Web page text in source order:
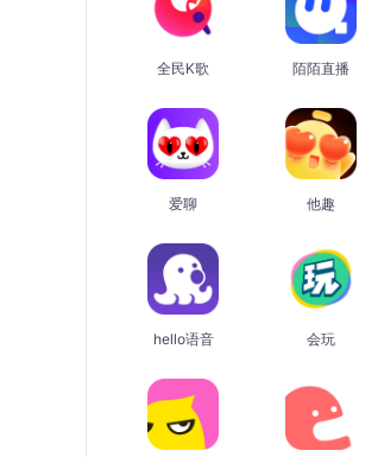
全民K歌 陌陌直播
爱聊 他趣
hello语音 会玩